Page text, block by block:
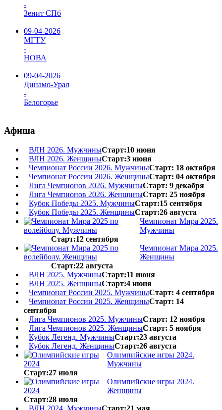
-
Зенит СПб
09-04-2026
МГТУ
-
НОВА
09-04-2026
Динамо-Урал
-
Белогорье
Афиша
ВЛН 2026. МужчиныСтарт:10 июня
ВЛН 2026. ЖенщиныСтарт:3 июня
Чемпионат России 2026. МужчиныСтарт: 18 октября
Чемпионат России 2026. ЖенщиныСтарт: 04 октября
Лига Чемпионов 2026. МужчиныСтарт: 9 декабря
Лига Чемпионов 2026. ЖенщиныСтарт: 25 ноября
Кубок Победы 2025. МужчиныСтарт:15 сентября
Кубок Победы 2025. ЖенщиныСтарт:26 августа
Чемпионат Мира 2025.
Мужчины
Старт:12 сентября
Чемпионат Мира 2025.
Женщины
Старт:22 августа
ВЛН 2025. МужчиныСтарт:11 июня
ВЛН 2025. ЖенщиныСтарт:4 июня
Чемпионат России 2025. МужчиныСтарт: 4 сентября
Чемпионат России 2025. ЖенщиныСтарт: 14
сентября
Лига Чемпионов 2025. МужчиныСтарт: 12 ноября
Лига Чемпионов 2025. ЖенщиныСтарт: 5 ноября
Кубок Легенд. МужчиныСтарт:23 августа
Кубок Легенд. ЖенщиныСтарт:26 августа
Олимпийские игры 2024.
Мужчины
Старт:27 июля
Олимпийские игры 2024.
Женщины
Старт:28 июля
ВЛН 2024. МужчиныСтарт:21 мая